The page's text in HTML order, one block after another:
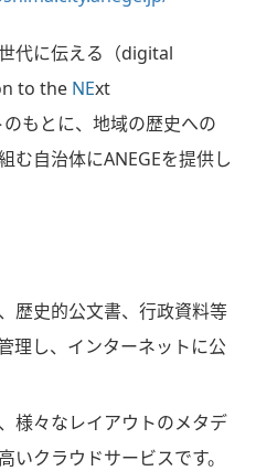
代に伝える（digital
to the NExt
もとに、地域の歴史への
む自治体にANEGEを提供し
歴史的公文書、行政資料等
理し、インターネットに公
様々なレイアウトのメタデ
いクラウドサービスです。